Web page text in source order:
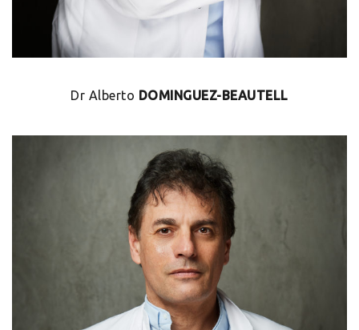
Dr Alberto DOMINGUEZ-BEAUTELL